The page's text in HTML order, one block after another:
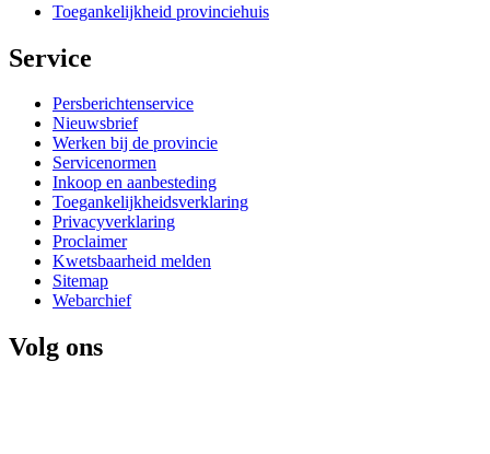
Toegankelijkheid provinciehuis
Service
Persberichtenservice
Nieuwsbrief
Werken bij de provincie
Servicenormen
Inkoop en aanbesteding
Toegankelijkheidsverklaring
Privacyverklaring
Proclaimer
Kwetsbaarheid melden
Sitemap
Webarchief
Volg ons